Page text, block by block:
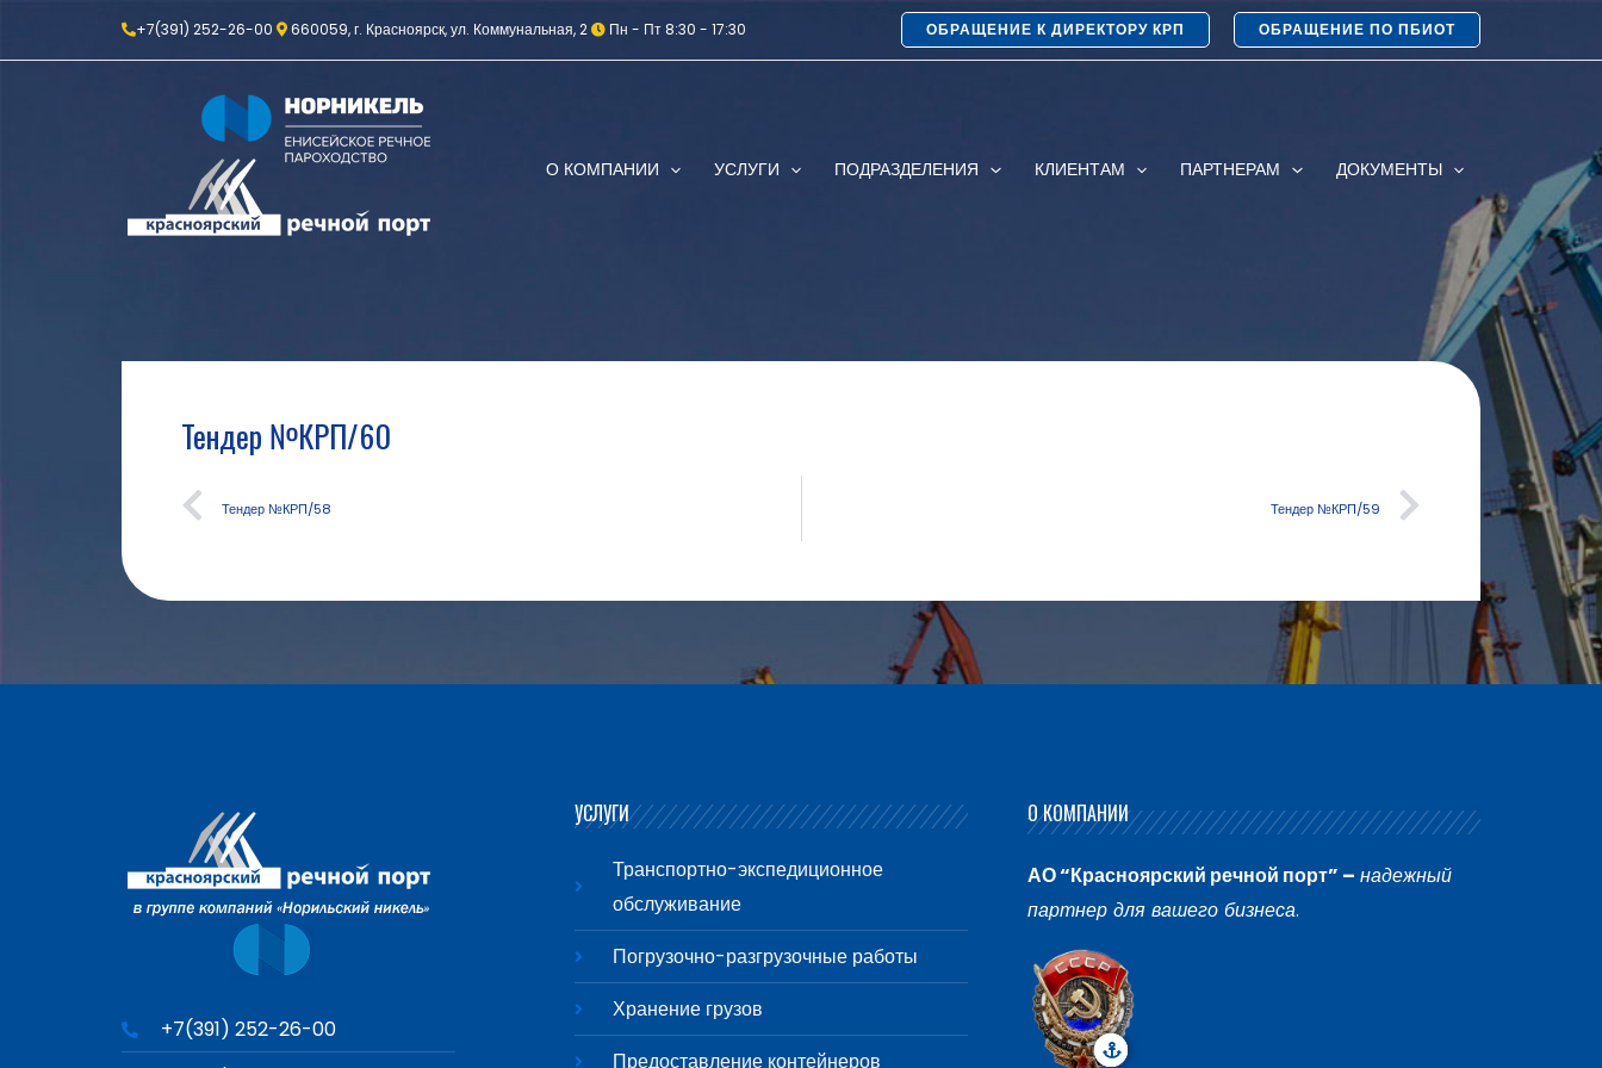
+7(391) 252-26-00 660059, г. Красноярск, ул. Коммунальная, 2 Пн - Пт 8:30 - 17:30 ОБРАЩЕНИЕ К ДИРЕКТОРУ КРП ОБРАЩЕНИЕ ПО ПБИОТ
О КОМПАНИИ УСЛУГИ ПОДРАЗДЕЛЕНИЯ КЛИЕНТАМ ПАРТНЕРАМ ДОКУМЕНТЫ
Тендер №КРП/60
Тендер №КРП/58 Тендер №КРП/59
+7(391) 252-26-00
УСЛУГИ
Транспортно-экспедиционное
обслуживание
Погрузочно-разгрузочные работы
Хранение грузов
Предоставление контейнеров
О КОМПАНИИ
АО “Красноярский речной порт” – надежный
партнер для вашего бизнеса.